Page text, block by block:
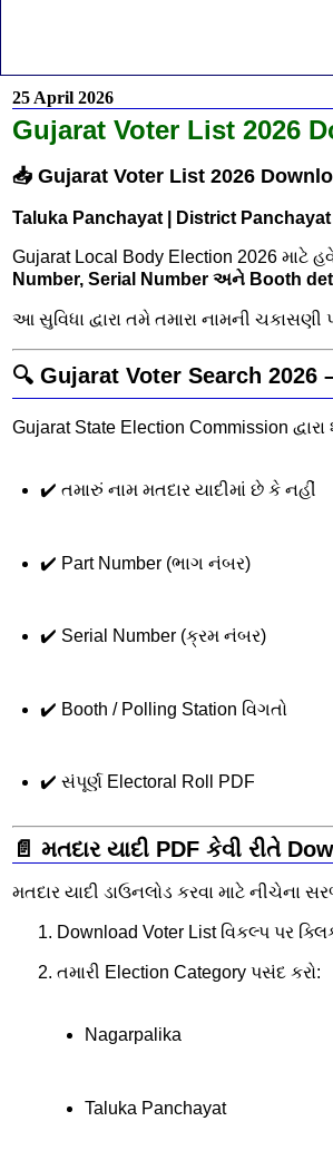
25 April 2026
Gujarat Voter List 2026
📥 Gujarat Voter List 2026
Taluka Panchayat | District
Gujarat Local Body Election 2026 માટે
Number, Serial Number અને Booth
આ સુવિધા દ્વારા તમે તમારા નામની
🔍 Gujarat Voter Search 2026
Gujarat State Election Commission
✔️ તમારું નામ મતદાર યાદીમાં છે કે નહીં
✔️ Part Number (ભાગ નંબર)
✔️ Serial Number (ક્રમ નંબર)
✔️ Booth / Polling Station વિગતો
✔️ સંપૂર્ણ Electoral Roll PDF
📄 મતદાર યાદી PDF કેવી રીતે
મતદાર યાદી ડાઉનલોડ કરવા માટે નીચેના
Download Voter List વિકલ્પ પર
તમારી Election Category પસંદ કરો:
Nagarpalika
Taluka Panchayat